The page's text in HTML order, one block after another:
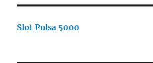
Slot Pulsa 5000